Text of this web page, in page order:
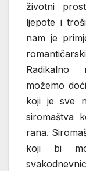
životni
ljepote i
nam je
Radikalno
možemo
koji je sve
siromaštva
rana.
koji bi